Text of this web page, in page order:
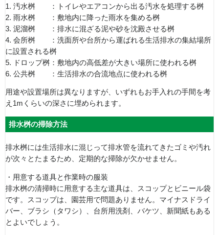
1. 汚水桝 ：トイレやエアコンから出る汚水を処理する桝
2. 雨水桝 ：敷地内に降った雨水を集める桝
3. 泥溜桝 ：排水に混ざる泥や砂を沈殿させる桝
4. 会所桝 ：洗面所や台所から運ばれる生活排水の集結場所
に設置される桝
5. ドロップ桝：敷地内の高低差が大きい場所に使われる桝
6. 公共桝 ：生活排水の合流地点に使われる桝
用途や設置場所は異なりますが、いずれもお手入れの手間を考
え1mくらいの深さに埋められます。
排水桝の掃除方法
排水桝には生活排水に混じって排水管を流れてきたゴミや汚れ
が次々とたまるため、定期的な掃除が欠かせません。
・用意する道具と作業時の服装
排水桝の清掃時に用意する主な道具は、スコップとビニール袋
です。スコップは、園芸用で問題ありません。マイナスドライ
バー、ブラシ（タワシ）、台所用洗剤、バケツ、新聞紙もある
とよいでしょう。